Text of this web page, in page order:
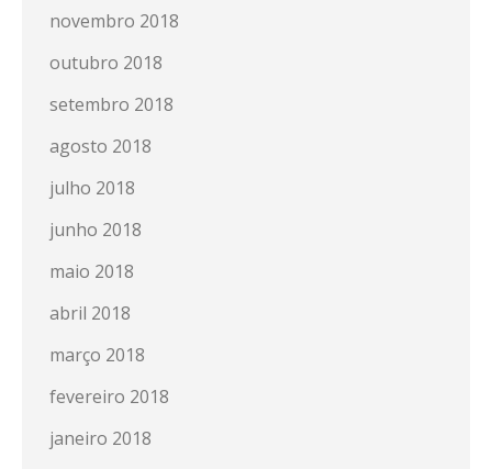
novembro 2018
outubro 2018
setembro 2018
agosto 2018
julho 2018
junho 2018
maio 2018
abril 2018
março 2018
fevereiro 2018
janeiro 2018